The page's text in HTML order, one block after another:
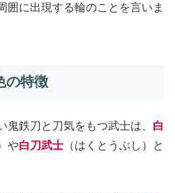
囲に出現する輪のことを言いま
の特徴
鬼鉄刀と刀気をもつ武士は、 白
や白刀武士 （はくとうぶし）と